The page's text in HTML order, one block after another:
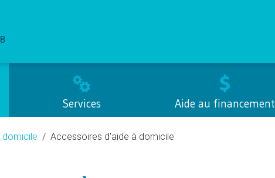
Services Aide au financement
domicile Accessoires d'aide à domicile